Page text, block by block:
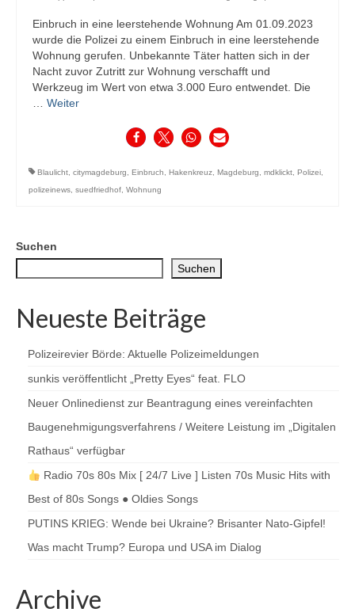
Einbruch in eine leerstehende Wohnung Am 01.09.2023
wurde die Polizei zu einem Einbruch in eine leerstehende
Wohnung gerufen. Unbekannte Täter hatten sich in der
Nacht zuvor Zutritt zur Wohnung verschafft und
Werkzeug im Wert von etwa 3.000 Euro entwendet. Die
… Weiter
Blaulicht, citymagdeburg, Einbruch, Hakenkreuz, Magdeburg, mdklickt, Polizei,
polizeinews, suedfriedhof, Wohnung
Suchen
Suchen
Neueste Beiträge
Polizeirevier Börde: Aktuelle Polizeimeldungen
sunkis veröffentlicht „Pretty Eyes“ feat. FLO
Neuer Onlinedienst zur Beantragung eines vereinfachten
Baugenehmigungsverfahrens / Weitere Leistung im „Digitalen
Rathaus“ verfügbar
Radio 70s 80s Mix [ 24/7 Live ] Listen 70s Music Hits with
Best of 80s Songs ● Oldies Songs
PUTINS KRIEG: Wende bei Ukraine? Brisanter Nato-Gipfel!
Was macht Trump? Europa und USA im Dialog
Archive